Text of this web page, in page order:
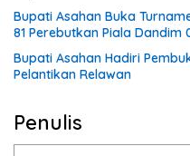
Bupati Asahan Buka
81 Perebutkan Piala Dandim
Bupati Asahan Hadiri
Pelantikan Relawan
Penulis